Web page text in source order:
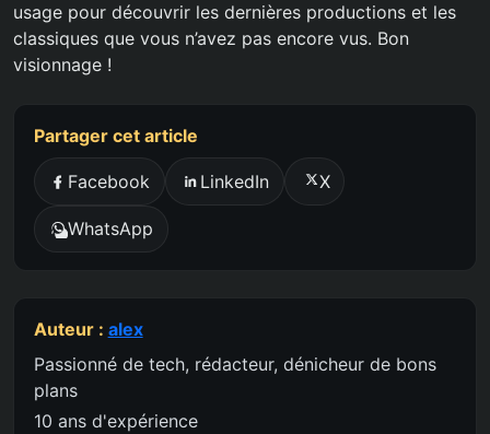
usage pour découvrir les dernières productions et les
classiques que vous n’avez pas encore vus. Bon
visionnage !
Partager cet article
Facebook LinkedIn X
WhatsApp
Auteur : alex
Passionné de tech, rédacteur, dénicheur de bons
plans
10 ans d'expérience